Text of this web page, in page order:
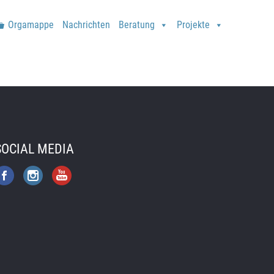
Orgamappe Nachrichten Beratung Projekte
MEDIA